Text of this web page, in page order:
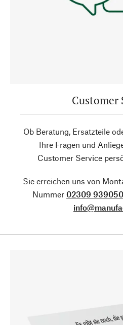
Customer
Ob Beratung, Ersatzteile
Ihre Fragen und
Customer Service
Sie erreichen uns von
Nummer 02309 939050